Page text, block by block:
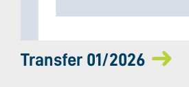
Transfer 01/2026